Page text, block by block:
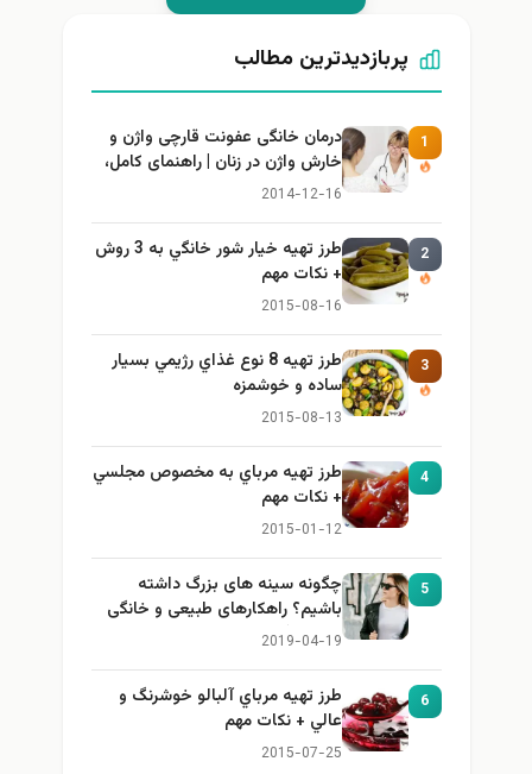
پربازدیدترین مطالب
1
درمان خانگی عفونت قارچی واژن و
خارش واژن در زنان | راهنمای کامل،
ایمن و کاربردی
2014-12-16
2
طرز تهيه خیار شور خانگي به 3 روش
+ نكات مهم
2015-08-16
3
طرز تهيه 8 نوع غذاي رژيمي بسيار
ساده و خوشمزه
2015-08-13
4
طرز تهيه مرباي به مخصوص مجلسي
+ نكات مهم
2015-01-12
5
چگونه سینه های بزرگ داشته
باشیم؟ راهکارهای طبیعی و خانگی
برای بزرگ کردن سینه
2019-04-19
6
طرز تهيه مرباي آلبالو خوشرنگ و
عالي + نكات مهم
2015-07-25